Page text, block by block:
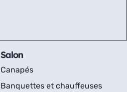
Salon
Canapés
Banquettes et chauffeuses